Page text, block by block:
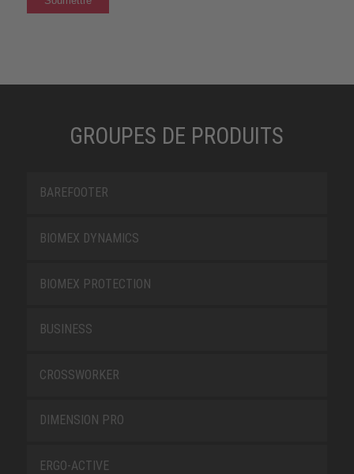
GROUPES DE PRODUITS
BAREFOOTER
BIOMEX DYNAMICS
BIOMEX PROTECTION
BUSINESS
CROSSWORKER
DIMENSION PRO
ERGO-ACTIVE